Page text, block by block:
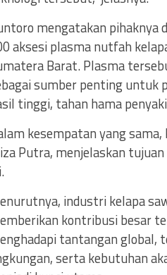
mengatakan pihaknya
aksesi plasma nutfah
Barat. Plasma
sumber penting untuk
tinggi, tahan hama
kesempatan yang
Putra, menjelaskan
industri kelapa
kontribusi besar
tantangan global,
serta kebutuhan